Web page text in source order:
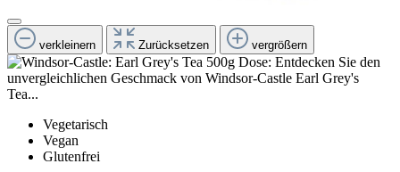
verkleinern Zurücksetzen vergrößern
Vegetarisch
Vegan
Glutenfrei